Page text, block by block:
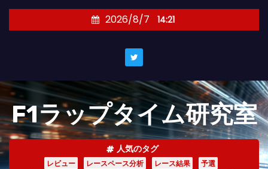
キ
ッ
プ
2026/8/7 14:21
F1ラップタイム研究室
人気のタグ
レビュー レースペース分析 レース結果
予選